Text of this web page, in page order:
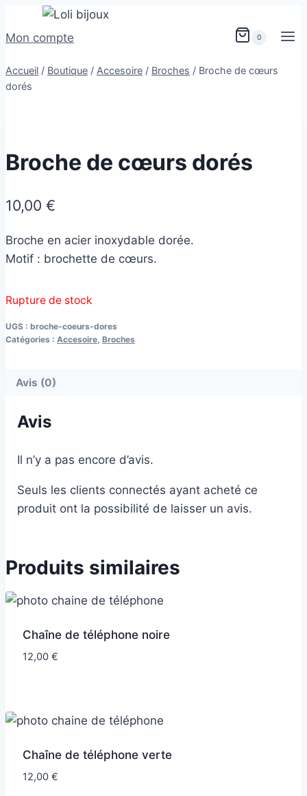
au
Mon compte 0
Accueil / Boutique / Accesoire / Broches / Broche de cœurs
dorés
Broche de cœurs dorés
10,00 €
Broche en acier inoxydable dorée.
Motif : brochette de cœurs.
Rupture de stock
UGS : broche-coeurs-dores
Catégories : Accesoire Broches
Avis (0)
Avis
Il n’y a pas encore d’avis.
Seuls les clients connectés ayant acheté ce
produit ont la possibilité de laisser un avis.
Produits similaires
Chaîne de téléphone noire
12,00 €
Chaîne de téléphone verte
12,00 €